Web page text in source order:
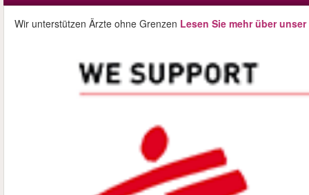
Wir unterstützen Ärzte ohne Grenzen Lesen Sie mehr über